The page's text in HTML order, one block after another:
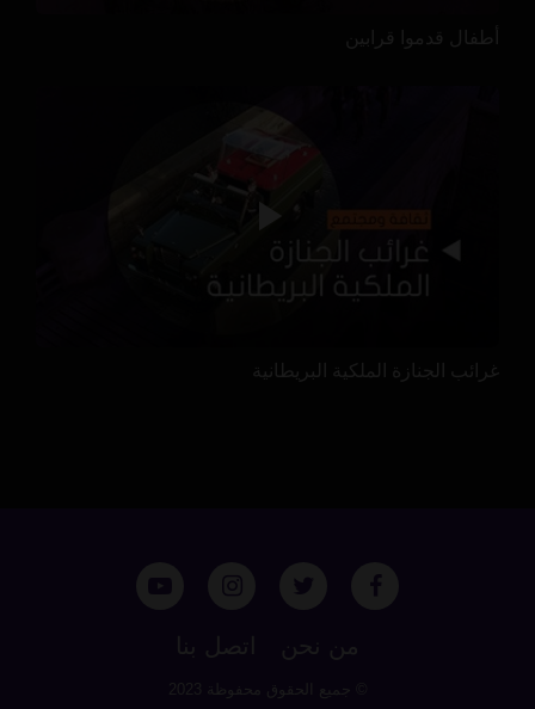
أطفال قدموا قرابين
غرائب الجنازة الملكية البريطانية